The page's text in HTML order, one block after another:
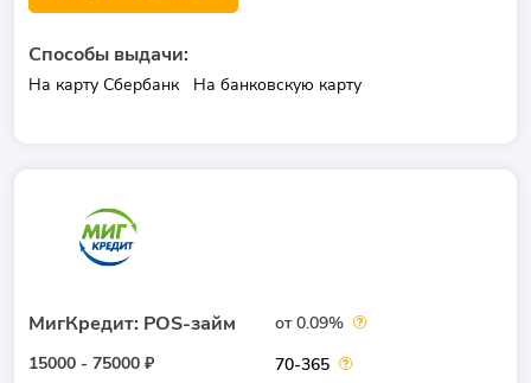
Способы выдачи:
На карту Сбербанк На банковскую карту
МигКредит: POS-займ
15000 - 75000 ₽
от 0.09%
70-365